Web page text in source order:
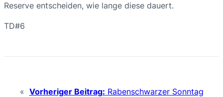
Reserve entscheiden, wie lange diese dauert.
TD#6
« Vorheriger Beitrag: Rabenschwarzer Sonntag